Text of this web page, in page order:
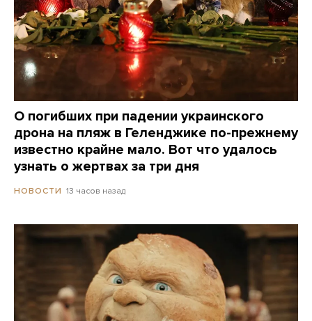
О погибших при падении украинского
дрона на пляж в Геленджике по-прежнему
известно крайне мало. Вот что удалось
узнать о жертвах за три дня
НОВОСТИ 13 часов назад